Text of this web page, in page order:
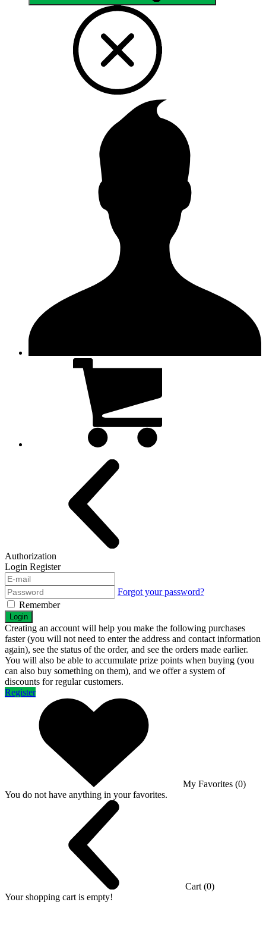
Authorization
Login Register
Forgot your password?
Remember
Login
Creating an account will help you make the following purchases
faster (you will not need to enter the address and contact information
again), see the status of the order, and see the orders made earlier.
You will also be able to accumulate prize points when buying (you
can also buy something on them), and we offer a system of
discounts for regular customers.
Register
My Favorites (0)
You do not have anything in your favorites.
Cart (0)
Your shopping cart is empty!